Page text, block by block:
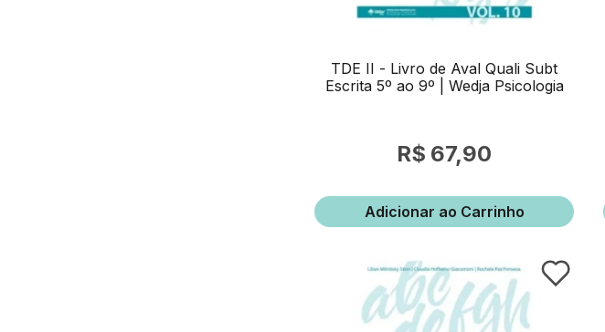
TDE II - Livro de Aval Quali Subt
Escrita 5º ao 9º | Wedja Psicologia
67,90
Adicionar ao Carrinho